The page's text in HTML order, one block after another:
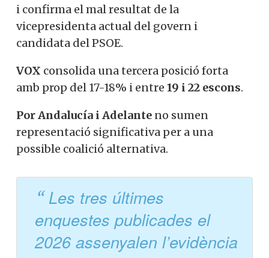
i confirma el mal resultat de la
vicepresidenta actual del govern i
candidata del PSOE.
VOX consolida una tercera posició forta
amb prop del 17-18% i entre 19 i 22 escons.
Por Andalucía i Adelante no sumen
representació significativa per a una
possible coalició alternativa.
Les tres últimes
enquestes publicades el
2026 assenyalen l’evidència